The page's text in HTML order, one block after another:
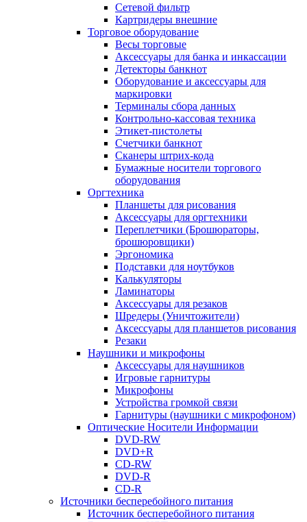
Сетевой фильтр
Картридеры внешние
Торговое оборудование
Весы торговые
Аксессуары для банка и инкассации
Детекторы банкнот
Оборудование и аксессуары для
маркировки
Терминалы сбора данных
Контрольно-кассовая техника
Этикет-пистолеты
Счетчики банкнот
Сканеры штрих-кода
Бумажные носители торгового
оборудования
Оргтехника
Планшеты для рисования
Аксессуары для оргтехники
Переплетчики (Брошюраторы,
брошюровщики)
Эргономика
Подставки для ноутбуков
Калькуляторы
Ламинаторы
Аксессуары для резаков
Шредеры (Уничтожители)
Аксессуары для планшетов рисования
Резаки
Наушники и микрофоны
Аксессуары для наушников
Игровые гарнитуры
Микрофоны
Устройства громкой связи
Гарнитуры (наушники с микрофоном)
Оптические Носители Информации
DVD-RW
DVD+R
CD-RW
DVD-R
CD-R
Источники бесперебойного питания
Источник бесперебойного питания